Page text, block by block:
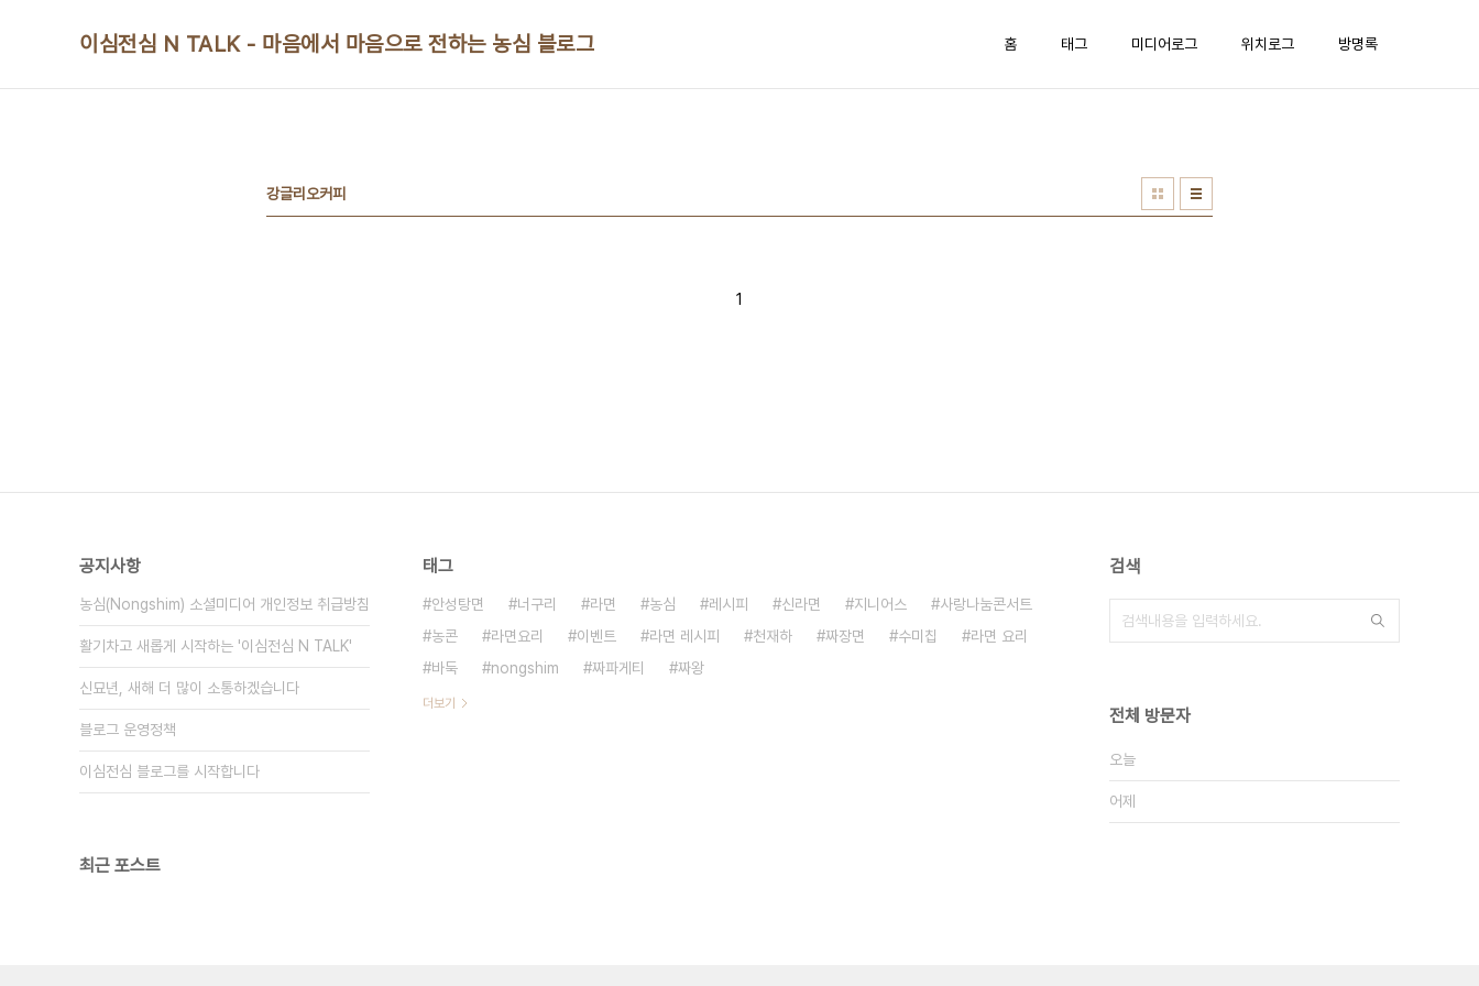
이심전심 N TALK - 마음에서 마음으로 전하는 농심 블로그 홈 태그 미디어로그 위치로그 방명록
강글리오커피
1
공지사항
농심(Nongshim) 소셜미디어 개인정보 취급방침
활기차고 새롭게 시작하는 '이심전심 N TALK'
신묘년, 새해 더 많이 소통하겠습니다
블로그 운영정책
이심전심 블로그를 시작합니다
최근 포스트
태그
안성탕면 너구리 라면 농심 레시피 신라면 지니어스
사랑나눔콘서트
농콘
라면요리 이벤트 라면 레시피 천재하 짜장면 수미칩
라면 요리
바둑
nongshim 짜파게티 짜왕
더보기
검색
전체 방문자
오늘
어제